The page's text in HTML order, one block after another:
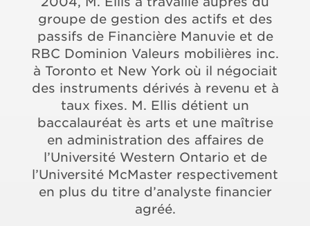
groupe de gestion des actifs et des
passifs de Financière Manuvie et de
RBC Dominion Valeurs mobilières inc.
à Toronto et New York où il négociait
des instruments dérivés à revenu et à
taux fixes. M. Ellis détient un
baccalauréat ès arts et une maîtrise
en administration des affaires de
l’Université Western Ontario et de
l’Université McMaster respectivement
en plus du titre d’analyste financier
agréé.